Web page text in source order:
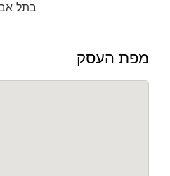
מפת העסק